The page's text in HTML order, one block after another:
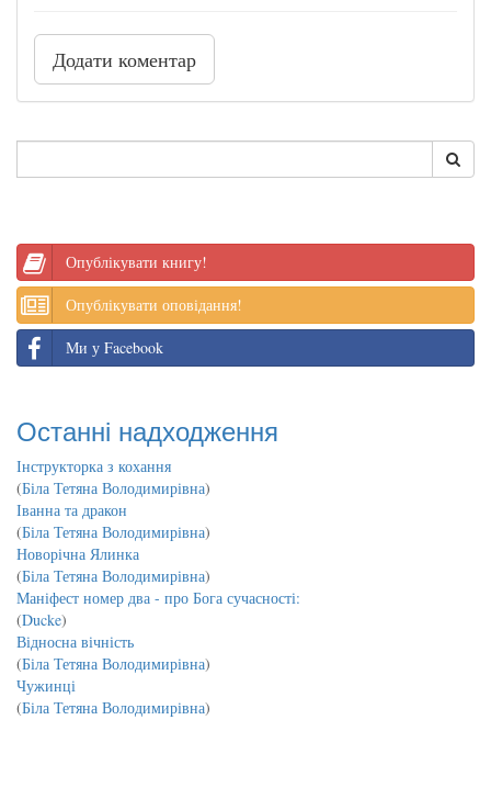
Додати коментар
Опублікувати книгу!
Опублікувати оповідання!
Ми у Facebook
Останні надходження
Інструкторка з кохання
(Біла Тетяна Володимирівна)
Іванна та дракон
(Біла Тетяна Володимирівна)
Новорічна Ялинка
(Біла Тетяна Володимирівна)
Маніфест номер два - про Бога сучасності:
(Ducke)
Відносна вічність
(Біла Тетяна Володимирівна)
Чужинці
(Біла Тетяна Володимирівна)